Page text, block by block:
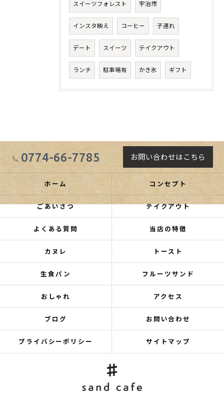
スイーツフォレスト 宇治市
インスタ映え コーヒー 子連れ
デート スイーツ テイクアウト
ランチ 駐車場有 かき氷 ギフト
0774-66-7785 お問い合わせはこちら
ホーム コンセプト
ごあいさつ テイクアウト
よくある質問 当店の特徴
カヌレ トースト
生食パン フルーツサンド
おしゃれ アクセス
ブログ お問い合わせ
プライバシーポリシー サイトマップ